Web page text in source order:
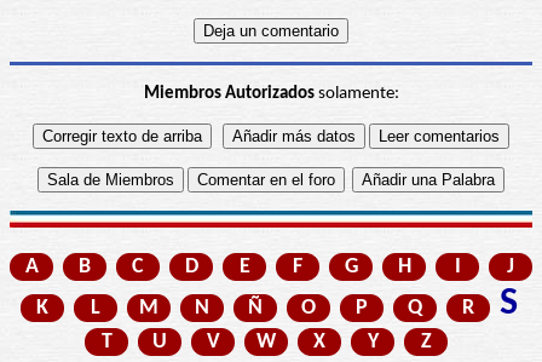
Miembros Autorizadossolamente:
A B C D E F G H I
J
K
L M N Ñ O P Q R S
T U V W X Y Z